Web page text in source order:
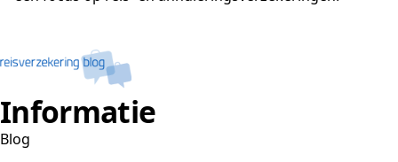
Informatie
Blog